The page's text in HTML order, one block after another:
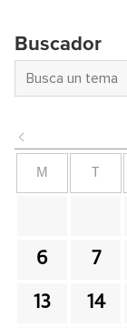
Buscador
M
6 7
13 14